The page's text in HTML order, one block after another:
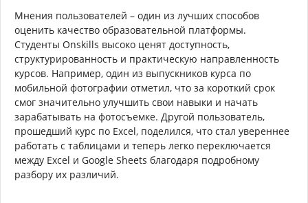
Мнения пользователей – один из лучших способов
оценить качество образовательной платформы.
Студенты Onskills высоко ценят доступность,
структурированность и практическую направленность
курсов. Например, один из выпускников курса по
мобильной фотографии отметил, что за короткий срок
смог значительно улучшить свои навыки и начать
зарабатывать на фотосъемке. Другой пользователь,
прошедший курс по Excel, поделился, что стал увереннее
работать с таблицами и теперь легко переключается
между Excel и Google Sheets благодаря подробному
разбору их различий.